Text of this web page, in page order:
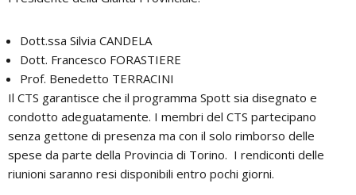
Dott.ssa Silvia CANDELA
Dott. Francesco FORASTIERE
Prof. Benedetto TERRACINI
Il CTS garantisce che il programma Spott sia disegnato e
condotto adeguatamente. I membri del CTS partecipano
senza gettone di presenza ma con il solo rimborso delle
spese da parte della Provincia di Torino. I rendiconti delle
riunioni saranno resi disponibili entro pochi giorni.